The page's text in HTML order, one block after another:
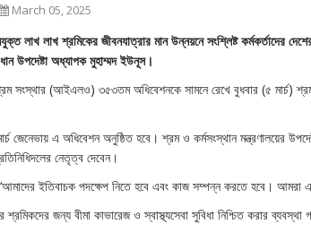
March 05, 2025
লাখ লাখ শ্রমিকের জীবনযাত্রার মান উন্নয়নে সংশ্লিষ্ট কর্মকর্তাদের
উপদেষ্টা অধ্যাপক মুহাম্মদ ইউনূস।
(আইএলও) ৩৫৩তম অধিবেশনকে সামনে রেখে বুধবার (৫ মার্চ) শ্রম ও
জেনেভায় এ অধিবেশন অনুষ্ঠিত হবে। শ্রম ও কর্মসংস্থান মন্ত্রণালয়ের
নেতৃত্ব দেবেন।
‘আমাদের ইতিবাচক পদক্ষেপ নিতে হবে এবং কাজ সম্পন্ন করতে হবে।
শ্রমিকদের জন্য বীমা কাভারেজ ও স্বাস্থ্যসেবা সুবিধা নিশ্চিত করার ব্যবস্থা